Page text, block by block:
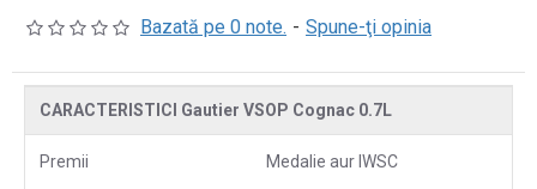
Bazată pe 0 note. - Spune-ţi opinia
CARACTERISTICI Gautier VSOP Cognac 0.7L
Premii Medalie aur IWSC